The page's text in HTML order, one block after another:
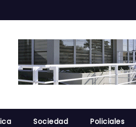
Sociedad Policiales